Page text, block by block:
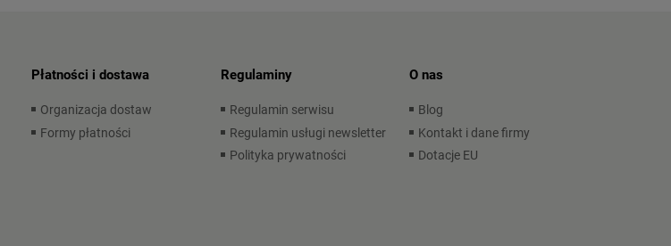
Płatności i dostawa
Organizacja dostaw
Formy płatności
Regulaminy
Regulamin serwisu
Regulamin usługi newsletter
Polityka prywatności
O nas
Blog
Kontakt i dane firmy
Dotacje EU